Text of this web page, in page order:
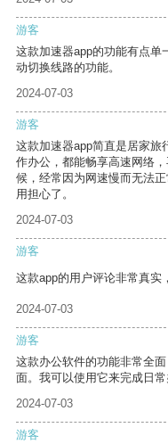
游客
这款加速器app的功能有点单
动切换线路的功能。
2024-07-03
游客
这款加速器app简直是居家旅
作办公，都能畅享高速网络
候，经常因为网速慢而无法
用担心了。
2024-07-03
游客
这款app的用户评论非常真实
2024-07-03
游客
这款办公软件的功能非常全
面。我可以使用它来完成日
2024-07-03
游客